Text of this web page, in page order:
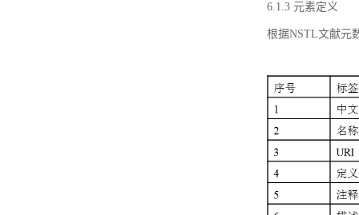
6.1.3 元素定义
根据NSTL文献元